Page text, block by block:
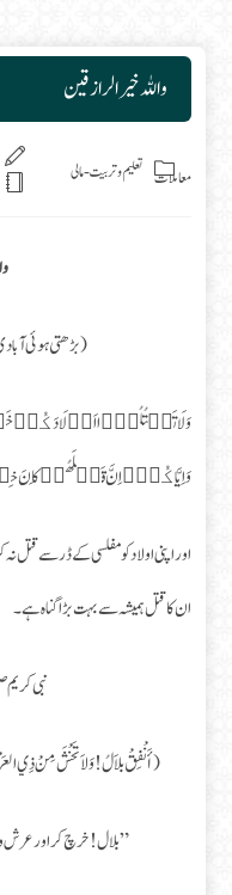
واللہ خیر الرازقين
Post category:
تعلیم وتربیت-مالی معاملات
( بڑھتی ہوئی
وَلَا تَقۡتُلُوۡۤا
وَاِيَّاكُمۡ‌ؕ اِنَّ قَتۡلَهُمۡ كَانَ خِطۡاً
اور اپنی اولاد کو مفلسی کے ڈر سے قتل
ان کا قتل ہمیشہ سے بہت بڑا گناہ ہے۔
نبی کریم
( أَنْفِقْ بلاَلُ ! وَلاَ تَخْشَ مِنْ ذِي الْعَرْشِ
” بلال ! خرچ کر اور